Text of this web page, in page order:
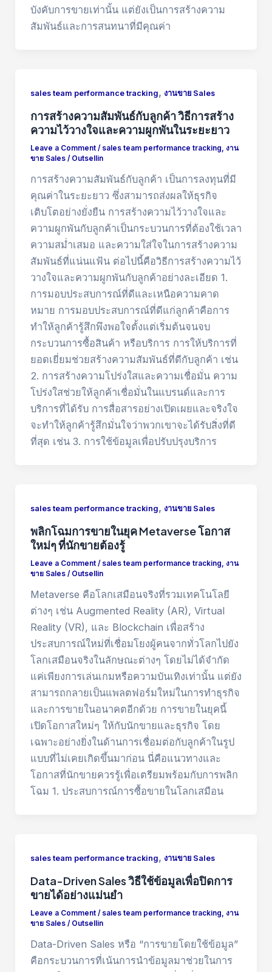
บังคับการขายเท่านั้น แต่ยังเป็นการสร้างความ
สัมพันธ์และการสนทนาที่มีคุณค่า
sales team performance tracking, งานขาย Sales
การสร้างความสัมพันธ์กับลูกค้า วิธีการสร้าง
ความไว้วางใจและความผูกพันในระยะยาว
Leave a Comment / sales team performance tracking, งาน
ขาย Sales/ Outsellin
การสร้างความสัมพันธ์กับลูกค้า เป็นการลงทุนที่มี
คุณค่าในระยะยาว ซึ่งสามารถส่งผลให้ธุรกิจ
เติบโตอย่างยั่งยืน การสร้างความไว้วางใจและ
ความผูกพันกับลูกค้าเป็นกระบวนการที่ต้องใช้เวลา
ความสม่ำเสมอ และความใส่ใจในการสร้างความ
สัมพันธ์ที่แน่นแฟ้น ต่อไปนี้คือวิธีการสร้างความไว้
วางใจและความผูกพันกับลูกค้าอย่างละเอียด 1.
การมอบประสบการณ์ที่ดีและเหนือความคาด
หมาย การมอบประสบการณ์ที่ดีแก่ลูกค้าคือการ
ทำให้ลูกค้ารู้สึกพึงพอใจตั้งแต่เริ่มต้นจนจบ
กระบวนการซื้อสินค้า หรือบริการ การให้บริการที่
ยอดเยี่ยมช่วยสร้างความสัมพันธ์ที่ดีกับลูกค้า เช่น
2. การสร้างความโปร่งใสและความเชื่อมั่น ความ
โปร่งใสช่วยให้ลูกค้าเชื่อมั่นในแบรนด์และการ
บริการที่ได้รับ การสื่อสารอย่างเปิดเผยและจริงใจ
จะทำให้ลูกค้ารู้สึกมั่นใจว่าพวกเขาจะได้รับสิ่งที่ดี
ที่สุด เช่น 3. การใช้ข้อมูลเพื่อปรับปรุงบริการ
sales team performance tracking, งานขาย Sales
พลิกโฉมการขายในยุค Metaverse โอกาส
ใหม่ๆ ที่นักขายต้องรู้
Leave a Comment / sales team performance tracking, งาน
ขาย Sales/ Outsellin
Metaverse คือโลกเสมือนจริงที่รวมเทคโนโลยี
ต่างๆ เช่น Augmented Reality (AR), Virtual
Reality (VR), และ Blockchain เพื่อสร้าง
ประสบการณ์ใหม่ที่เชื่อมโยงผู้คนจากทั่วโลกไปยัง
โลกเสมือนจริงในลักษณะต่างๆ โดยไม่ได้จำกัด
แค่เพียงการเล่นเกมหรือความบันเทิงเท่านั้น แต่ยัง
สามารถกลายเป็นแพลตฟอร์มใหม่ในการทำธุรกิจ
และการขายในอนาคตอีกด้วย การขายในยุคนี้
เปิดโอกาสใหม่ๆ ให้กับนักขายและธุรกิจ โดย
เฉพาะอย่างยิ่งในด้านการเชื่อมต่อกับลูกค้าในรูป
แบบที่ไม่เคยเกิดขึ้นมาก่อน นี่คือแนวทางและ
โอกาสที่นักขายควรรู้เพื่อเตรียมพร้อมกับการพลิก
โฉม 1. ประสบการณ์การซื้อขายในโลกเสมือน
sales team performance tracking, งานขาย Sales
Data-Driven Sales วิธีใช้ข้อมูลเพื่อปิดการ
ขายได้อย่างแม่นยำ
Leave a Comment / sales team performance tracking, งาน
ขาย Sales/ Outsellin
Data-Driven Sales หรือ “การขายโดยใช้ข้อมูล”
คือกระบวนการที่เน้นการนำข้อมูลมาช่วยในการ